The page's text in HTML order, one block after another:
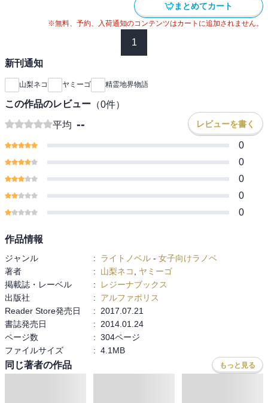
まとめてカート
※無料、予約、入荷通知のコンテンツはカートに追加されません。
1
新刊通知
山梨ネコ ヤミーゴ 精霊地界物語
この作品のレビュー （0件）
平均 -- レビューを書く
0
0
0
0
0
作品情報
ジャンル : ライトノベル - 女子向けラノベ
著者
: 山梨ネコ
ヤミーゴ
掲載誌・レーベル
:
レジーナブックス
出版社
:
アルファポリス
Reader Store発売日
:
2017.07.21
書誌発売日
:
2014.01.24
ページ数
: 304ページ
ファイルサイズ
: 4.1MB
同じジャンルのランキング もっと見る